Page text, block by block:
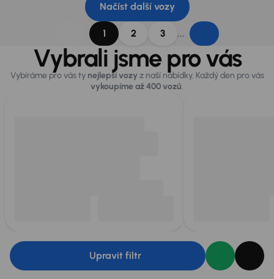
Načíst další vozy
1 2 3 ...
Vybrali jsme pro vás
Vybíráme pro vás ty nejlepší vozy z naší nabídky. Každý den pro vás
vykoupíme až 400 vozů.
Upravit filtr